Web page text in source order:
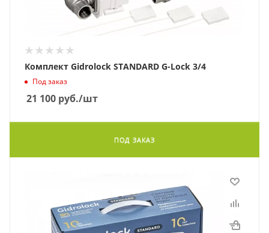
Комплект Gidrolock STANDARD G-Lock 3/4
Под заказ
21 100 руб./шт
ПОД ЗАКАЗ